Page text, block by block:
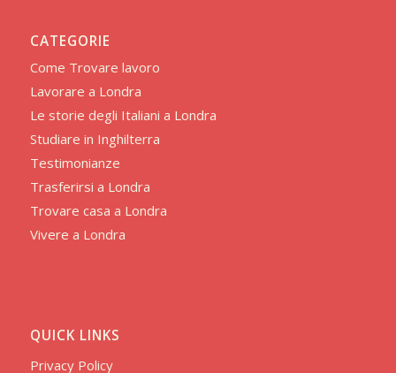
CATEGORIE
Come Trovare lavoro
Lavorare a Londra
Le storie degli Italiani a Londra
Studiare in Inghilterra
Testimonianze
Trasferirsi a Londra
Trovare casa a Londra
Vivere a Londra
QUICK LINKS
Privacy Policy